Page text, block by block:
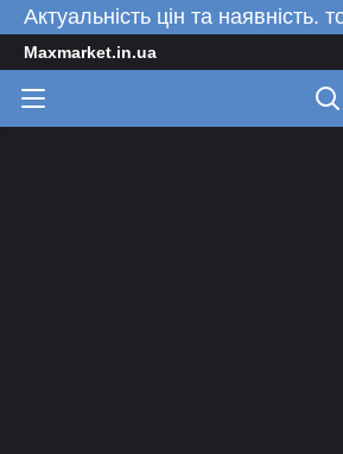
Актуальність цін та наявність.
Maxmarket.in.ua